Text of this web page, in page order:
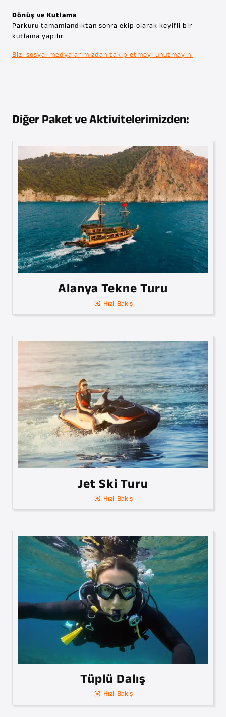
Dönüş ve Kutlama
Parkuru tamamlandıktan sonra ekip olarak keyifli bir
kutlama yapılır.
Bizi sosyal medyalarımızdan takip etmeyi unutmayın.
Diğer Paket ve Aktivitelerimizden:
Alanya Tekne Turu
Hızlı Bakış
Jet Ski Turu
Hızlı Bakış
Tüplü Dalış
Hızlı Bakış